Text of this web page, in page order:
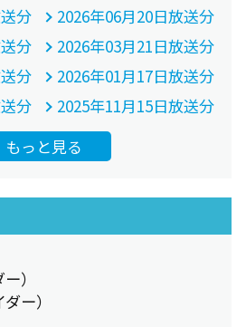
分
2026年06月20日放送分
分
2026年03月21日放送分
分
2026年01月17日放送分
分
2025年11月15日放送分
もっと見る
グライダー）
ー）